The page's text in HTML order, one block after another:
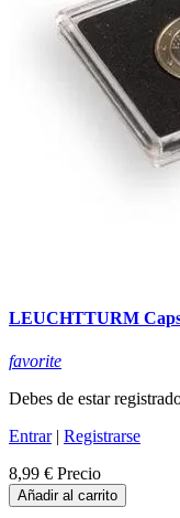
LEUCHTTURM
favorite
Debes de estar
Entrar| Registrarse
8,99 € Precio
Añadir al carrito